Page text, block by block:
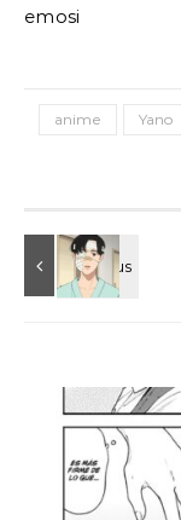
emosi
anime Yano